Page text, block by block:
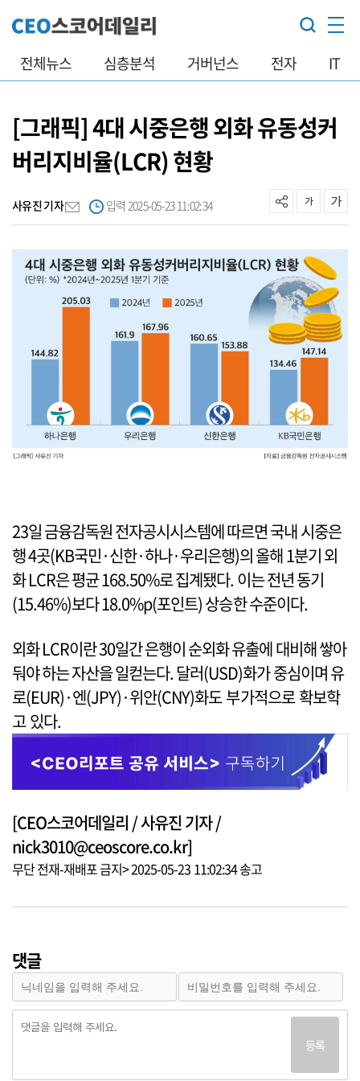
전체뉴스 심층분석 거버넌스 전자 IT
[그래픽] 4대 시중은행 외화 유동성커
버리지비율(LCR) 현황
사유진 기자 입력 2025-05-23 11:02:34
23일 금융감독원 전자공시시스템에 따르면 국내 시중은
행 4곳(KB국민·신한·하나·우리은행)의 올해 1분기 외
화 LCR은 평균 168.50%로 집계됐다. 이는 전년 동기
(15.46%)보다 18.0%p(포인트) 상승한 수준이다.
외화 LCR이란 30일간 은행이 순외화 유출에 대비해 쌓아
둬야 하는 자산을 일컫는다. 달러(USD)화가 중심이며 유
로(EUR)·엔(JPY)·위안(CNY)화도 부가적으로 확보학
고 있다.
[CEO스코어데일리 / 사유진 기자 /
nick3010@ceoscore.co.kr]
무단 전재-재배포 금지> 2025-05-23 11:02:34 송고
댓글
등록